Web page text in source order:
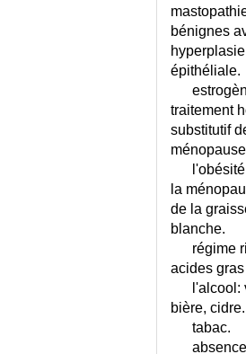
CORPS FLOTTANTS DU VITRE
CORS ET DURILLONS
COTARD (SYNDROME DE)
COTATION DES ACTES
COTATION DES EXAMENS
COUP DE CHALEUR -
COUP DE CHALEUR CHEZ
COUP DE CHALEUR CHEZ LE
COURBE DE TEMPERATURE
bénignes
hyperplasie
épithéliale.
traitement
substitutif
l'obésité
la
de la
blanche.
régime
acides gras
l'alcool:
bière, cidre.
tabac.
absence